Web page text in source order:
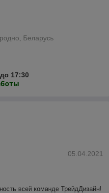
Беларусь
17:30
05.04.2021
всей команде ТрейдДизайн!